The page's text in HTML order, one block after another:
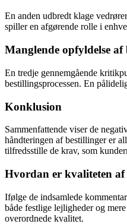
En anden udbredt klage
spiller en afgørende rolle i
Manglende opfyldelse af
En tredje gennemgående
bestillingsprocessen. En
Konklusion
Sammenfattende viser de
håndteringen af bestillinger er
tilfredsstille de krav, som
Hvordan er kvaliteten af
Ifølge de indsamlede
både festlige lejligheder og
overordnede kvalitet.